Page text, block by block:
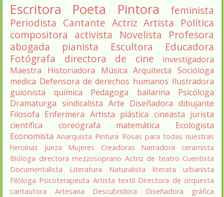
Escritora Poeta Pintora
feminista
Periodista Cantante Actriz Artista
Política
compositora activista Novelista
Profesora
abogada
pianista Escultora
Educadora
Fotógrafa
directora de cine
investigadora
Maestra
Historiadora Música Arquitecta Socióloga
medica Defensora de derechos humanos Ilustradora
guionista
química Pedagoga bailarina
Psicóloga
Dramaturga sindicalista Arte Diseñadora dibujante
Filosofa Enfermera Artista plástica cineasta jurista
científica
coreógrafa matemática
Ecologista
Economista Anarquista Pintura Rosas para todas nuestras
heroínas
Jueza Mujeres Creadoras Narradora
ceramista
Bióloga directora mezzosoprano Actriz de teatro Cuentista
Documentalista
Literatura Naturalista literata
urbanista
Filóloga Psicoterapeuta Artista textil Directora de orquesta
cantautora
Artesana Descubridora
Diseñadora gráfica